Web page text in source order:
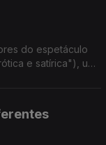
do espetáculo
e satírica"), um